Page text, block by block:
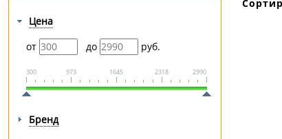
Цена
от
до руб.
300 973 1645 2318 2990
Бренд